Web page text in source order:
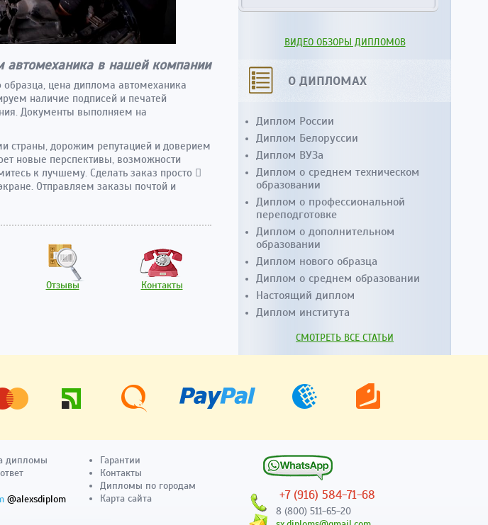
автомеханика в нашей компании
цена диплома автомеханика
наличие подписей и печатей
Документы выполняем на
страны, дорожим репутацией и доверием
новые перспективы, возможности
к лучшему. Сделать заказ просто 
Отправляем заказы почтой и
Отзывы Контакты
ВИДЕО ОБЗОРЫ ДИПЛОМОВ
О ДИПЛОМАХ
Диплом России
Диплом Белоруссии
Диплом ВУЗа
Диплом о среднем техническом
образовании
Диплом о профессиональной
переподготовке
Диплом о дополнительном
образовании
Диплом нового образца
Диплом о среднем образовании
Настоящий диплом
Диплом института
СМОТРЕТЬ ВСЕ СТАТЬИ
дипломы
@alexsdiplom
Гарантии
Контакты
Дипломы по городам
Карта сайта
+7 (916) 584-71-68
8 (800) 511-65-20
sx.diploms@gmail.com